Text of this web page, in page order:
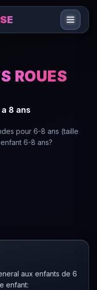
ROUES
8 ans
pour 6-8 ans (taille
6-8 ans?
aux enfants de 6
enfant: